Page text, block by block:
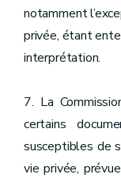
notamment
privée, étant
interprétation.
7. La
certains
susceptibles de
vie privée,